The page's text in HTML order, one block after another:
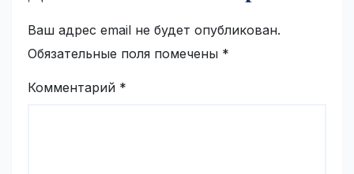
Ваш адрес email не будет опубликован.
Обязательные поля помечены *
Комментарий *